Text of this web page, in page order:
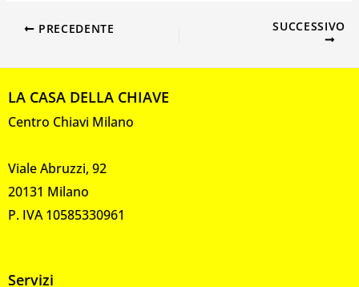
PRECEDENTE SUCCESSIVO
LA CASA DELLA CHIAVE
Centro Chiavi Milano
Viale Abruzzi, 92
20131 Milano
P. IVA 10585330961
Servizi